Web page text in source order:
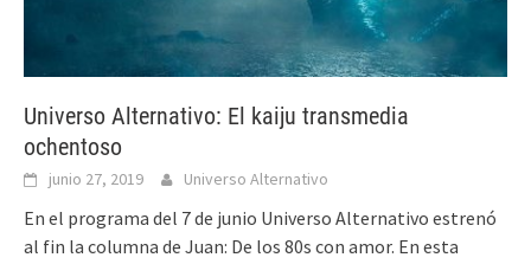
Universo Alternativo: El kaiju transmedia
ochentoso
junio 27, 2019 Universo Alternativo
En el programa del 7 de junio Universo Alternativo estrenó
al fin la columna de Juan: De los 80s con amor. En esta